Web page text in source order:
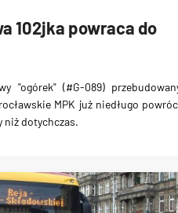
102jka powraca do
"ogórek" (#G-089)
MPK już niedługo
niż dotychczas.